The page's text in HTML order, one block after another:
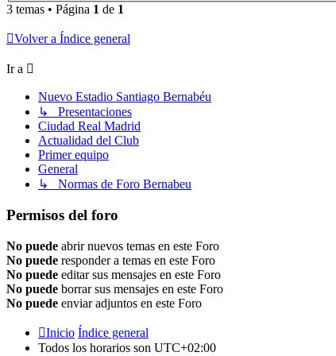
3 temas • Página 1 de 1
Volver a Índice general
Ir a
Nuevo Estadio Santiago Bernabéu
↳ Presentaciones
Ciudad Real Madrid
Actualidad del Club
Primer equipo
General
↳ Normas de Foro Bernabeu
Permisos del foro
No puede abrir nuevos temas en este Foro
No puede responder a temas en este Foro
No puede editar sus mensajes en este Foro
No puede borrar sus mensajes en este Foro
No puede enviar adjuntos en este Foro
Inicio Índice general
Todos los horarios son UTC+02:00